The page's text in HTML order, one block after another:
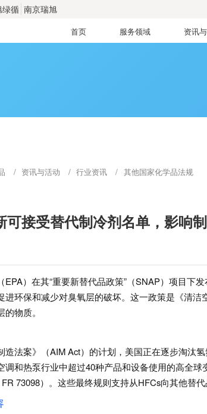
绿循 南京瑞旭
首页 服务领域 资讯
资讯与活动 行业资讯 其他国家化学品法规
可接受替代制冷剂名单，影响
EPA）在其“重要新替代品政策”（SNAP）项目下
进环保和减少对臭氧层的破坏。这一政策是《清
物质。
造法案》（AIM Act）的计划，美国正在逐步淘汰
调和热泵行业中超过40种产品和设备使用的高全
FR 73098）。这些最终规则支持从HFCs向其他替代